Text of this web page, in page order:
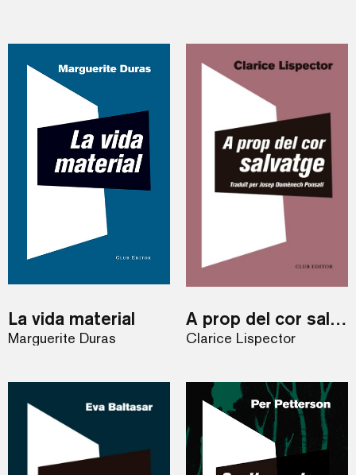
La vida material
Marguerite Duras
A prop del cor salvatge
Clarice Lispector